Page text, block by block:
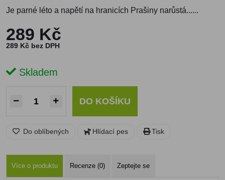
Je parné léto a napětí na hranicích Prašiny narůstá......
289 Kč
289 Kč bez DPH
Skladem
DO KOŠÍKU
Do oblíbených Hlídací pes Tisk
Více o produktu Recenze (0) Zeptejte se